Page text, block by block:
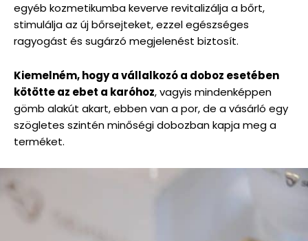
egyéb kozmetikumba keverve revitalizálja a bőrt,
stimulálja az új bőrsejteket, ezzel egészséges
ragyogást és sugárzó megjelenést biztosít.
Kiemelném, hogy a vállalkozó a doboz esetében
kötötte az ebet a karóhoz, vagyis mindenképpen
gömb alakút akart, ebben van a por, de a vásárló egy
szögletes szintén minőségi dobozban kapja meg a
terméket.